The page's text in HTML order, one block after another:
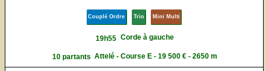
Couplé Ordre Trio Mini Multi
19h55 Corde à gauche
10 partants Attelé - Course E - 19 500 € - 2650 m